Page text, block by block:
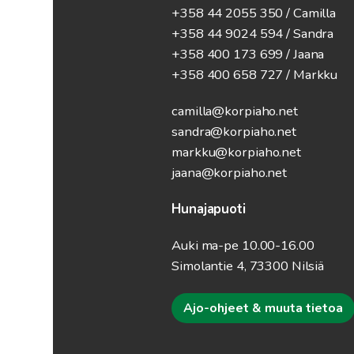
+358 44 2055 350 / Camilla
+358 44 9024 594/ Sandra
+358 400 173 699 / Jaana
+358 400 658 727 / Markku
camilla@korpiaho.net
sandra@korpiaho.net
markku@korpiaho.net
jaana@korpiaho.net
Hunajapuoti
Auki ma-pe 10.00-16.00
Simolantie 4, 73300 Nilsiä
Ajo-ohjeet & muuta tietoa